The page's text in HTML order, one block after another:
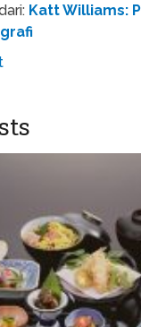
Katt Williams: